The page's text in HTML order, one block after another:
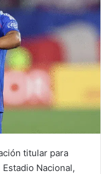
titular para
Nacional,